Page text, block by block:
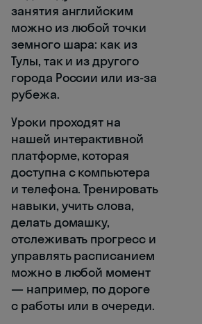
занятия английским
можно из любой точки
земного шара: как из
Тулы, так и из другого
города России или из-за
рубежа.
Уроки проходят на
нашей интерактивной
платформе, которая
доступна с компьютера
и телефона. Тренировать
навыки, учить слова,
делать домашку,
отслеживать прогресс и
управлять расписанием
можно в любой момент
— например, по дороге
с работы или в очереди.